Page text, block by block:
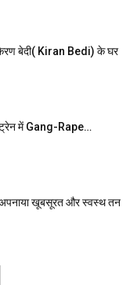
बेदी( Kiran Bedi) के घर
ट्रेन में Gang-Rape…
खूबसूरत और स्वस्थ तन